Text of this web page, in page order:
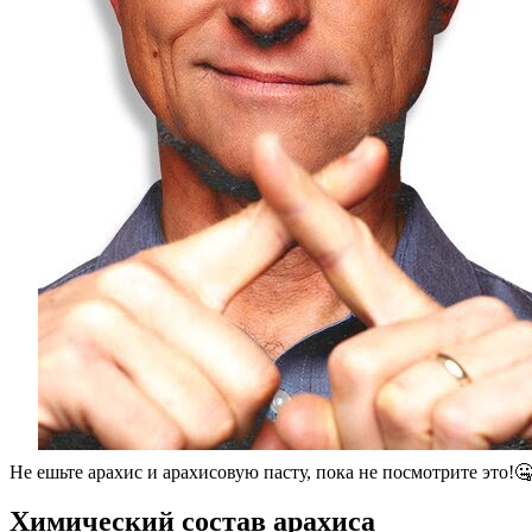
Не ешьте арахис и арахисовую пасту, пока не посмотрите это!🤐
Химический состав арахиса